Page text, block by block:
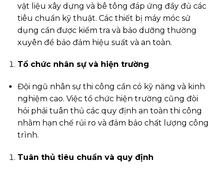
vật liệu xây dựng và bê tông đáp ứng đầy đủ các
tiêu chuẩn kỹ thuật. Các thiết bị máy móc sử
dụng cần được kiểm tra và bảo dưỡng thường
xuyên để bảo đảm hiệu suất và an toàn.
Tổ chức nhân sự và hiện trường
Đội ngũ nhân sự thi công cần có kỹ năng và kinh
nghiệm cao. Việc tổ chức hiện trường cũng đòi
hỏi phải tuân thủ các quy định an toàn thi công
nhằm hạn chế rủi ro và đảm bảo chất lượng công
trình.
Tuân thủ tiêu chuẩn và quy định